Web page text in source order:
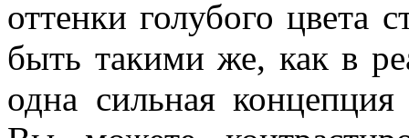
оттенки голубого цвета
быть такими же, как в
одна сильная